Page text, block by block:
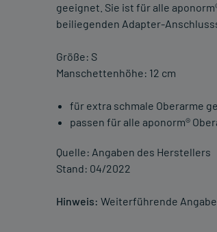
geeignet. Sie ist für alle
beiliegenden Adapter-
Größe: S
Manschettenhöhe: 12 cm
für extra schmale Oberarme
passen für alle aponorm®
Quelle: Angaben des Herstellers
Stand: 04/2022
Hinweis: Weiterführende